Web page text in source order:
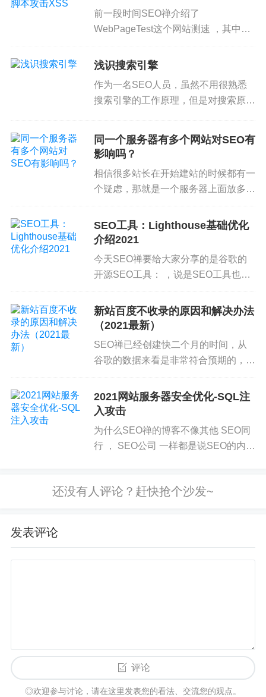
O”时排名一直跳动。
How to Optimize Your Website for SEO: A Comprehensive Guide
Twitter技术问题导致抓取和URL规范化问题
信息，这次更新PR貌似主要就是为了修正Twitter PR
搜索关键词是网站流量统计中的重要信息之一，百度取消referer中
的 关键词信息，意味着流量统计软件和服务将无法告诉
自百度的搜索流量到底是来自什么关键词。
SEO中的关键词和竞争研究》
标签: SEO优化 SEO工具 谷歌SEO
前一段时间SEO禅介绍了
WebPageTest这个网站测速 ，其中第
就来分享一下关于如何防止网站被 跨
做这...
浅识搜索引擎
作为一名SEO人员，虽然不用很熟悉
搜索引擎的工作原理，但是对搜索原理
搜索引擎在早期的时候，是以 目录索...
同一个服务器有多个网站对SEO有
影响吗？
相信很多站长在开始建站的时候都有一
个疑虑，那就是一个服务器上面放多个
SEO禅帮企业做SEO优化的时候，基
本都是推荐一个IP，一个服务器放一个
SEO工具：Lighthouse基础优化
介绍2021
今天SEO禅要给大家分享的是谷歌的
开源SEO工具： ，说是SEO工具也不
工具，有两种使用方式，一种是
Chrome插件形式，另一种是命令行形
新站百度不收录的原因和解决办法
（2021最新）
SEO禅已经创建快二个月的时间，从
谷歌的数据来看是非常符合预期的，但
的蜘蛛抓取的频率不太高，和几个朋友
交流了下，自 惊雷3.0算法 上线之后，
2021网站服务器安全优化-SQL注
入攻击
为什么SEO禅的博客不像其他 SEO同
行 ， SEO公司 一样都是说SEO的内容
应该都知道，那就是用一...
发表评论
评论
◎欢迎参与讨论，请在这里发表您的看法、交流您的观点。